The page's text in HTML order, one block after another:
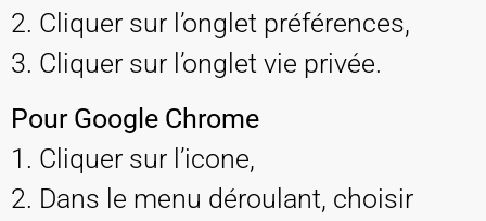
2. Cliquer sur l’onglet préférences,
3. Cliquer sur l’onglet vie privée.
Pour Google Chrome
1. Cliquer sur l’icone,
2. Dans le menu déroulant, choisir